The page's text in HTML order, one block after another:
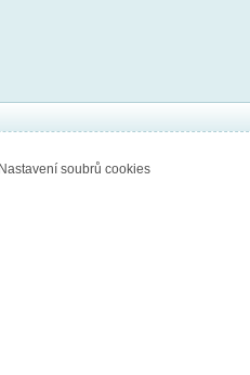
Nastavení soubrů cookies